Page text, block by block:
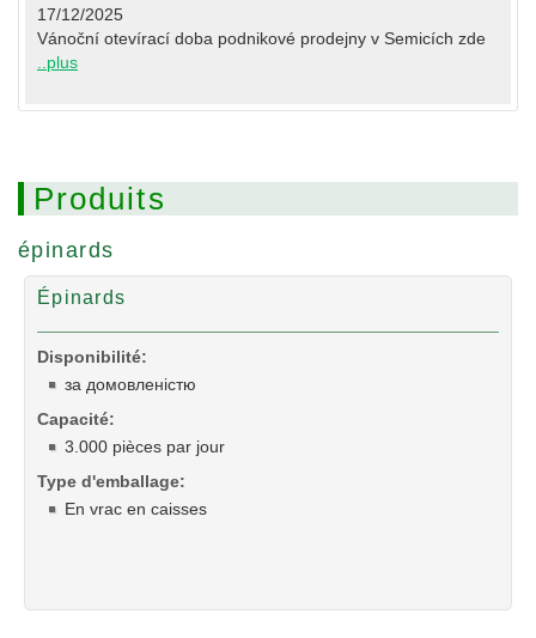
17/12/2025
Vánoční otevírací doba podnikové prodejny v Semicích zde
..plus
Produits
épinards
Épinards
Disponibilité:
за домовленістю
Capacité:
3.000 pièces par jour
Type d'emballage:
En vrac en caisses